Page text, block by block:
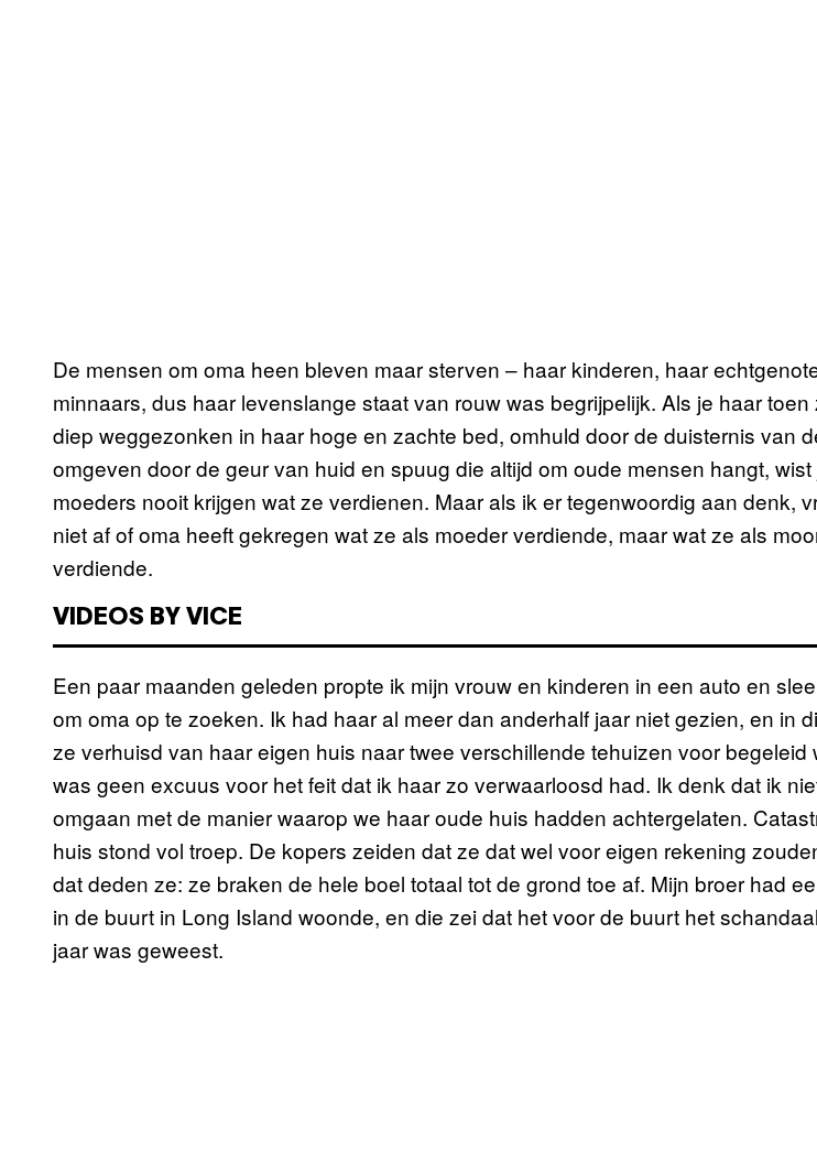
De mensen om oma heen bleven maar sterven – haar kinderen, haar
minnaars, dus haar levenslange staat van rouw was begrijpelijk. Als je haar toen
diep weggezonken in haar hoge en zachte bed, omhuld door de duisternis van
omgeven door de geur van huid en spuug die altijd om oude mensen hangt, wist
moeders nooit krijgen wat ze verdienen. Maar als ik er tegenwoordig aan denk,
niet af of oma heeft gekregen wat ze als moeder verdiende, maar wat ze als
verdiende.
VIDEOS BY VICE
Een paar maanden geleden propte ik mijn vrouw en kinderen in een auto en
om oma op te zoeken. Ik had haar al meer dan anderhalf jaar niet gezien, en in
ze verhuisd van haar eigen huis naar twee verschillende tehuizen voor begeleid
was geen excuus voor het feit dat ik haar zo verwaarloosd had. Ik denk dat ik
omgaan met de manier waarop we haar oude huis hadden achtergelaten.
huis stond vol troep. De kopers zeiden dat ze dat wel voor eigen rekening
dat deden ze: ze braken de hele boel totaal tot de grond toe af. Mijn broer had
in de buurt in Long Island woonde, en die zei dat het voor de buurt het
jaar was geweest.